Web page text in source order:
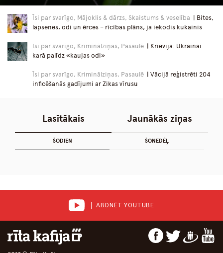
Īsi par svarīgo, Mājoklis & dārzs, Skaistums & veselība | Bites,
lapsenes, odi un ērces – rīcības plāns, ja iekodis kukainis
Īsi par svarīgo, Kriminālziņas, Pasaulē | Krievija: Ukrainai
karā palīdz «kaujas odi»
Īsi par svarīgo, Kriminālziņas, Pasaulē | Vācijā reģistrēti 204
inficēšanās gadījumi ar Zikas vīrusu
Lasītākais
ŠODIEN ŠONEDĒĻ
Jaunākās ziņas
ABONĒT YOUTUBE